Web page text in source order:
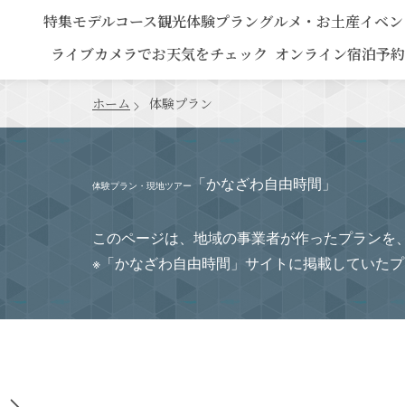
特集モデルコース観光体験プラングルメ・お土産イベ
ライブカメラでお天気をチェック オンライン宿泊予約
ホーム 体験プラン
体験プラン・現地ツアー 「かなざわ自由時間」
このページは、地域の事業者が作ったプラン
※「かなざわ自由時間」サイトに掲載していた